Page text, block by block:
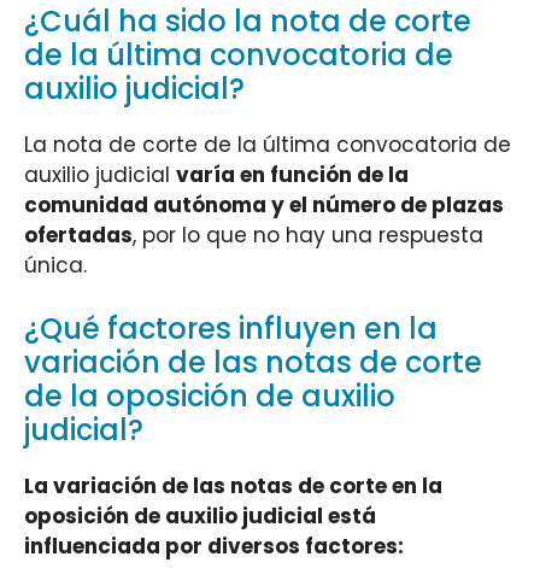
¿Cuál ha sido la nota de corte
de la última convocatoria de
auxilio judicial?
La nota de corte de la última convocatoria de
auxilio judicial varía en función de la
comunidad autónoma y el número de plazas
ofertadas, por lo que no hay una respuesta
única.
¿Qué factores influyen en la
variación de las notas de corte
de la oposición de auxilio
judicial?
La variación de las notas de corte en la
oposición de auxilio judicial está
influenciada por diversos factores: